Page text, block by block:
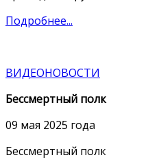
Подробнее...
ВИДЕОНОВОСТИ
Бессмертный полк
09 мая 2025 года
Бессмертный полк